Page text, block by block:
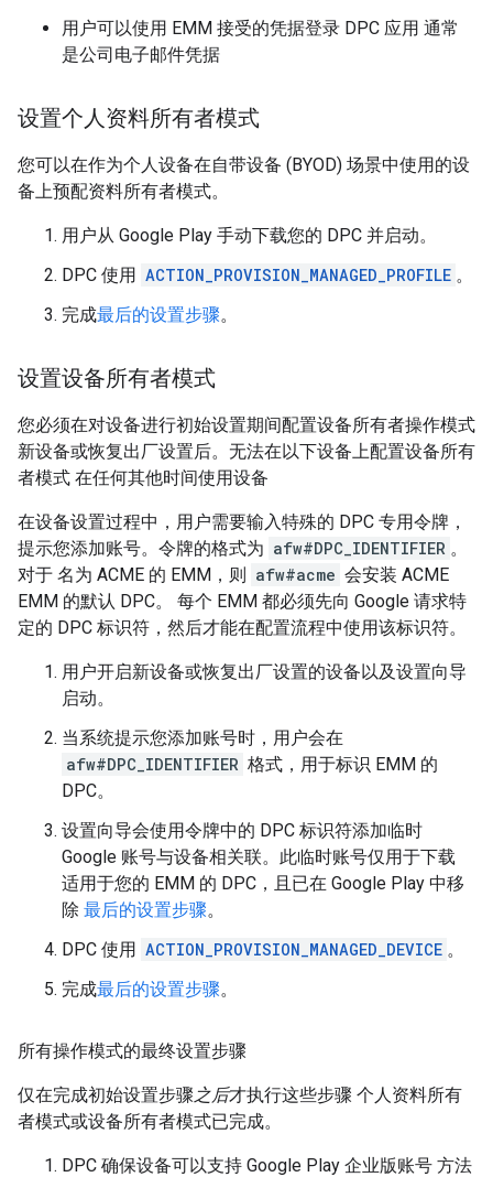
用户可以使用 EMM 接受的凭据登录 DPC 应用 通常
是公司电子邮件凭据
设置个人资料所有者模式
您可以在作为个人设备在自带设备 (BYOD) 场景中使用的设
备上预配资料所有者模式。
用户从 Google Play 手动下载您的 DPC 并启动。
DPC 使用 ACTION_PROVISION_MANAGED_PROFILE 。
完成最后的设置步骤。
设置设备所有者模式
您必须在对设备进行初始设置期间配置设备所有者操作模式
新设备或恢复出厂设置后。无法在以下设备上配置设备所有
者模式 在任何其他时间使用设备
在设备设置过程中，用户需要输入特殊的 DPC 专用令牌，
提示您添加账号。令牌的格式为 afw#DPC_IDENTIFIER 。
对于 名为 ACME 的 EMM，则 afw#acme 会安装 ACME
EMM 的默认 DPC。 每个 EMM 都必须先向 Google 请求特
定的 DPC 标识符，然后才能在配置流程中使用该标识符。
用户开启新设备或恢复出厂设置的设备以及设置向导
启动。
当系统提示您添加账号时，用户会在
afw#DPC_IDENTIFIER 格式，用于标识 EMM 的
DPC。
设置向导会使用令牌中的 DPC 标识符添加临时
Google 账号与设备相关联。此临时账号仅用于下载
适用于您的 EMM 的 DPC，且已在 Google Play 中移
除 最后的设置步骤。
DPC 使用 ACTION_PROVISION_MANAGED_DEVICE 。
完成最后的设置步骤。
所有操作模式的最终设置步骤
仅在完成初始设置步骤之后才执行这些步骤 个人资料所有
者模式或设备所有者模式已完成。
DPC 确保设备可以支持 Google Play 企业版账号 方法